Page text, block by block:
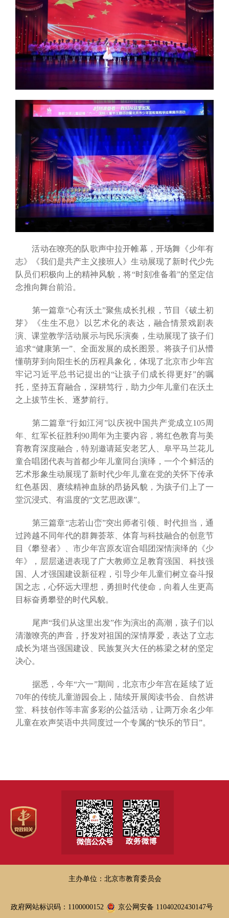
活动在嘹亮的队歌声中拉开帷幕，开场舞《少年有
志》《我们是共产主义接班人》生动展现了新时代少先
队员们积极向上的精神风貌，将“时刻准备着”的坚定信
念推向舞台前沿。
第一篇章“心有沃土”聚焦成长扎根，节目《破土初
芽》《生生不息》以艺术化的表达，融合情景戏剧表
演、课堂教学活动展示与民乐演奏，生动展现了孩子们
追求“健康第一”、全面发展的成长图景。将孩子们从懵
懂萌芽到向阳生长的历程具象化，体现了北京市少年宫
牢记习近平总书记提出的“让孩子们成长得更好”的嘱
托，坚持五育融合，深耕笃行，助力少年儿童们在沃土
之上拔节生长、逐梦前行。
第二篇章“行如江河”以庆祝中国共产党成立105周
年、红军长征胜利90周年为主要内容，将红色教育与美
育教育深度融合，特别邀请延安老艺人、阜平马兰花儿
童合唱团代表与首都少年儿童同台演绎，一个个鲜活的
艺术形象生动展现了新时代少年儿童在党的关怀下传承
红色基因、赓续精神血脉的昂扬风貌，为孩子们上了一
堂沉浸式、有温度的“文艺思政课”。
第三篇章“志若山峦”突出师者引领、时代担当，通
过跨越不同年代的群舞荟萃、体育与科技融合的创意节
目《攀登者》、市少年宫原友谊合唱团深情演绎的《少
年》，层层递进表现了广大教师立足教育强国、科技强
国、人才强国建设新征程，引导少年儿童们树立奋斗报
国之志，心怀远大理想，勇担时代使命，向着人生更高
目标奋勇攀登的时代风貌。
尾声“我们从这里出发”作为演出的高潮，孩子们以
清澈嘹亮的声音，抒发对祖国的深情厚爱，表达了立志
成长为堪当强国建设、民族复兴大任的栋梁之材的坚定
决心。
据悉，今年“六一”期间，北京市少年宫在延续了近
70年的传统儿童游园会上，陆续开展阅读书会、自然讲
堂、科技创作等丰富多彩的公益活动，让两万余名少年
儿童在欢声笑语中共同度过一个专属的“快乐的节日”。
主办单位：北京市教育委员会
政府网站标识码：1100000152 京公网安备 11040202430147号